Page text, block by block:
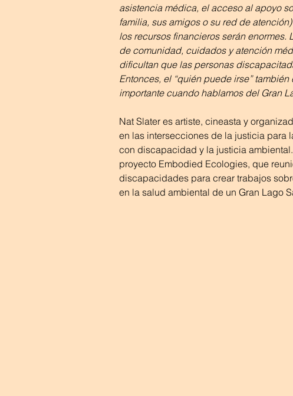
asistencia médica, el acceso al apoyo
familia, sus amigos o su red de
los recursos financieros serán enormes.
de comunidad, cuidados y atención
dificultan que las personas
Entonces, el “quién puede irse”
importante cuando hablamos del Gran
Nat Slater es artiste, cineasta y
en las intersecciones de la justicia para
con discapacidad y la justicia
proyecto Embodied Ecologies, que
discapacidades para crear trabajos
en la salud ambiental de un Gran Lago